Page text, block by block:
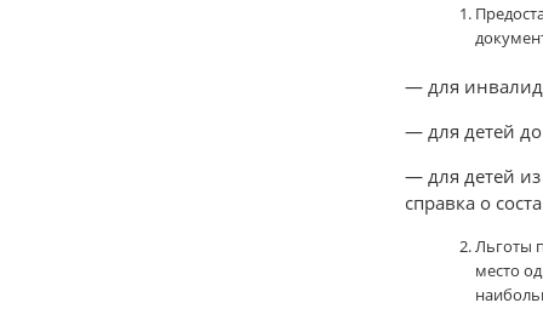
— для
— для детей
— для детей
справка о
Льготы
место